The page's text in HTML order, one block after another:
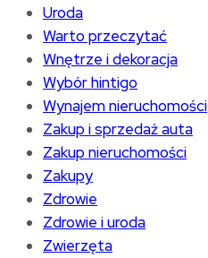
Uroda
Warto przeczytać
Wnętrze i dekoracja
Wybór hintigo
Wynajem nieruchomości
Zakup i sprzedaż auta
Zakup nieruchomości
Zakupy
Zdrowie
Zdrowie i uroda
Zwierzęta